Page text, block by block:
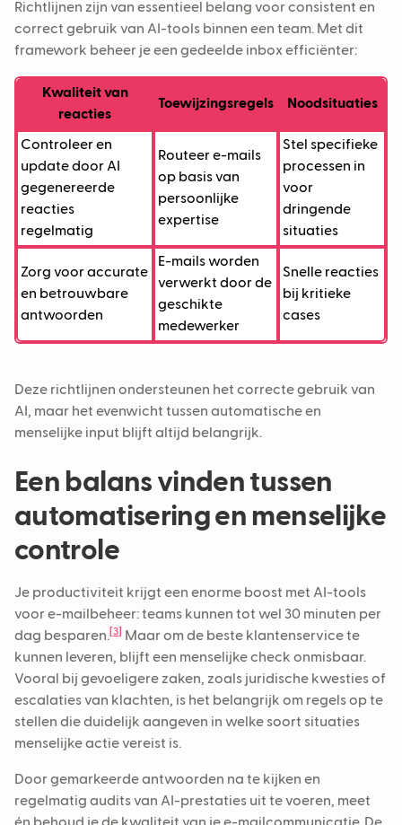
Richtlijnen zijn van essentieel belang voor consistent en
correct gebruik van AI-tools binnen een team. Met dit
framework beheer je een gedeelde inbox efficiënter:
Kwaliteit van
reacties
Toewijzingsregels Noodsituaties
Controleer en
update door AI
gegenereerde
reacties
regelmatig
Routeer e-mails
op basis van
persoonlijke
expertise
Stel specifieke
processen in
voor
dringende
situaties
Zorg voor accurate
en betrouwbare
antwoorden
E-mails worden
verwerkt door de
geschikte
medewerker
Snelle reacties
bij kritieke
cases
Deze richtlijnen ondersteunen het correcte gebruik van
AI, maar het evenwicht tussen automatische en
menselijke input blijft altijd belangrijk.
Een balans vinden tussen
automatisering en menselijke
controle
Je productiviteit krijgt een enorme boost met AI-tools
voor e-mailbeheer: teams kunnen tot wel 30 minuten per
dag besparen. [3]
Maar om de beste klantenservice te
kunnen leveren, blijft een menselijke check onmisbaar.
Vooral bij gevoeligere zaken, zoals juridische kwesties of
escalaties van klachten, is het belangrijk om regels op te
stellen die duidelijk aangeven in welke soort situaties
menselijke actie vereist is.
Door gemarkeerde antwoorden na te kijken en
regelmatig audits van AI-prestaties uit te voeren, meet